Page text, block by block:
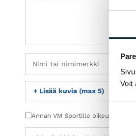
Voit
+ Lisää kuvia (max 5)
Annan VM Sportille oikeuden